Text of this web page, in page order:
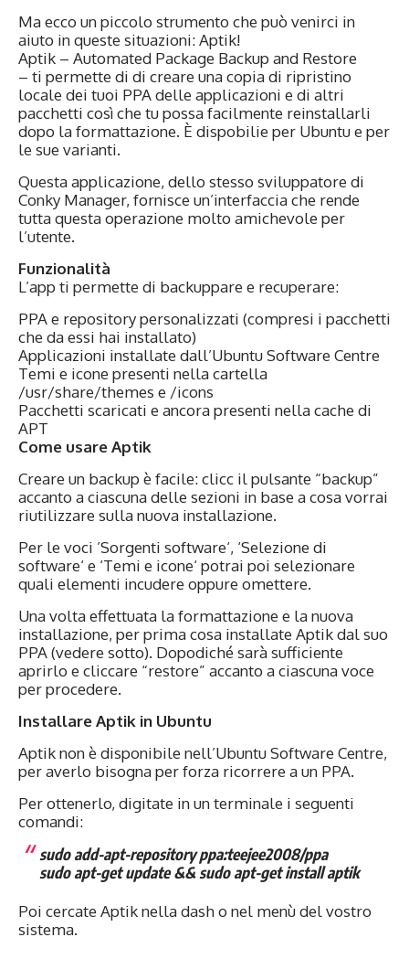
Ma ecco un piccolo strumento che può venirci in
aiuto in queste situazioni: Aptik!
Aptik – Automated Package Backup and Restore
– ti permette di di creare una copia di ripristino
locale dei tuoi PPA delle applicazioni e di altri
pacchetti così che tu possa facilmente reinstallarli
dopo la formattazione. È dispobilie per Ubuntu e per
le sue varianti.
Questa applicazione, dello stesso sviluppatore di
Conky Manager, fornisce un’interfaccia che rende
tutta questa operazione molto amichevole per
l’utente.
Funzionalità
L’app ti permette di backuppare e recuperare:
PPA e repository personalizzati (compresi i pacchetti
che da essi hai installato)
Applicazioni installate dall’Ubuntu Software Centre
Temi e icone presenti nella cartella
/usr/share/themes e /icons
Pacchetti scaricati e ancora presenti nella cache di
APT
Come usare Aptik
Creare un backup è facile: clicc il pulsante “backup”
accanto a ciascuna delle sezioni in base a cosa vorrai
riutilizzare sulla nuova installazione.
Per le voci ’Sorgenti software‘, ‘Selezione di
software‘ e ‘Temi e icone‘ potrai poi selezionare
quali elementi incudere oppure omettere.
Una volta effettuata la formattazione e la nuova
installazione, per prima cosa installate Aptik dal suo
PPA (vedere sotto). Dopodiché sarà sufficiente
aprirlo e cliccare “restore” accanto a ciascuna voce
per procedere.
Installare Aptik in Ubuntu
Aptik non è disponibile nell’Ubuntu Software Centre,
per averlo bisogna per forza ricorrere a un PPA.
Per ottenerlo, digitate in un terminale i seguenti
comandi:
sudo add-apt-repository ppa:teejee2008/ppa
sudo apt-get update && sudo apt-get install aptik
Poi cercate Aptik nella dash o nel menù del vostro
sistema.